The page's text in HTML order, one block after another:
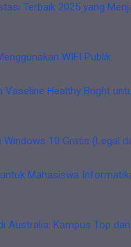
Terbaik 2025 yang
WIFI Publik
Vaseline Healthy Bright
Windows 10 Gratis (Legal
Mahasiswa
Australia: Kampus Top